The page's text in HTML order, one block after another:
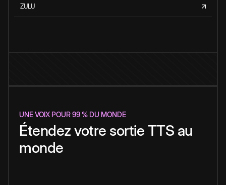
ZULU
UNE VOIX POUR 99 % DU MONDE
Étendez votre sortie TTS au
monde